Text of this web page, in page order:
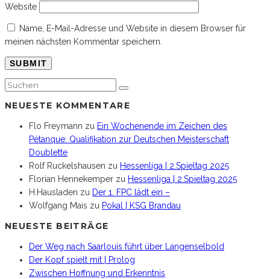
Website
Name, E-Mail-Adresse und Website in diesem Browser für
meinen nächsten Kommentar speichern.
NEUESTE KOMMENTARE
Flo Freymann zu Ein Wochenende im Zeichen des
Pétanque: Qualifikation zur Deutschen Meisterschaft
Doublette
Rolf Ruckelshausen zu Hessenliga | 2.Spieltag 2025
Florian Hennekemper zu Hessenliga | 2.Spieltag 2025
H.Hausladen zu Der 1. FPC lädt ein –
Wolfgang Mais zu Pokal | KSG Brandau
NEUESTE BEITRÄGE
Der Weg nach Saarlouis führt über Langenselbold
Der Kopf spielt mit | Prolog
Zwischen Hoffnung und Erkenntnis